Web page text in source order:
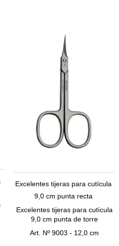
Excelentes tijeras para cutícula
9,0 cm punta recta
Excelentes tijeras para cutícula
9,0 cm punta de torre
Art. Nº 9003 - 12,0 cm